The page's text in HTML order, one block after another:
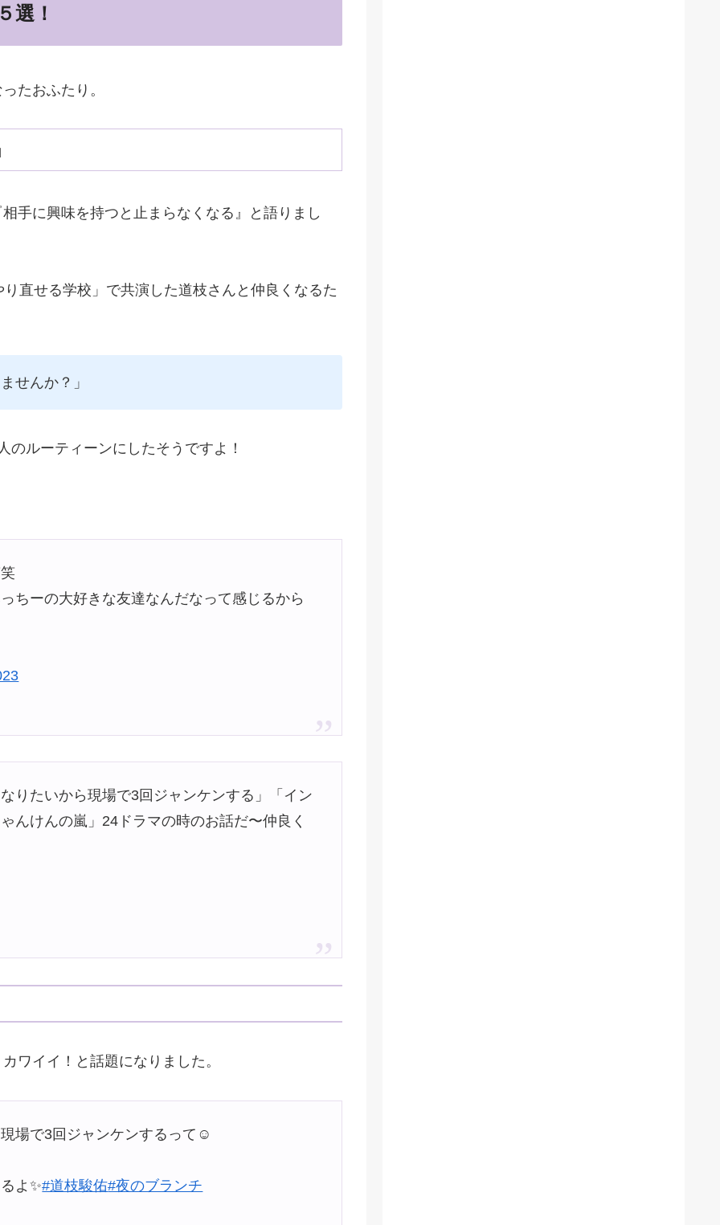
選！
たおふたり。
手に興味を持つと止まらなくなる』と語りまし
直せる学校」で共演した道枝さんと仲良くなるた
せんか？」
ルーティーンにしたそうですよ！
ちーの大好きな友達なんだなって感じるから
りたいから現場で3回ジャンケンする」「イン
んけんの嵐」24ドラマの時のお話だ〜仲良く
ワイイ！と話題になりました。
場で3回ジャンケンするって☺️
よ✨#道枝駿佑#夜のブランチ